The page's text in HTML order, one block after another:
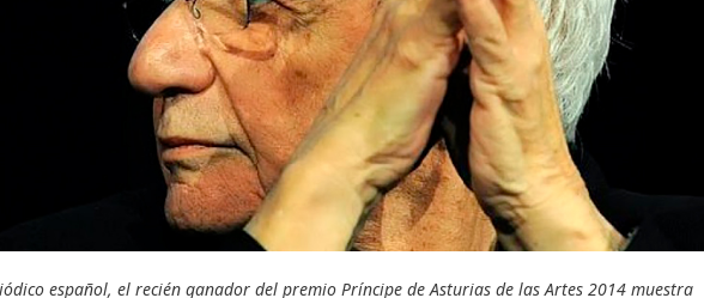
español, el recién ganador del premio Príncipe de Asturias de las Artes 2014 muestra